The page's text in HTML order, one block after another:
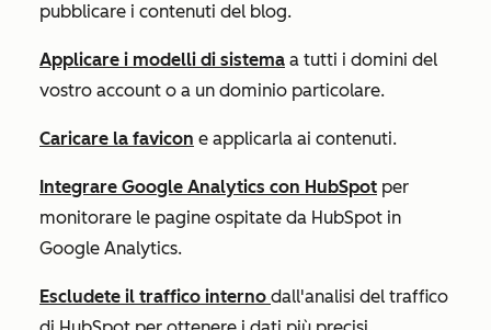
pubblicare i contenuti del blog.
Applicare i modelli di sistema a tutti i domini del
vostro account o a un dominio particolare.
Caricare la favicon e applicarla ai contenuti.
Integrare Google Analytics con HubSpot per
monitorare le pagine ospitate da HubSpot in
Google Analytics.
Escludete il traffico interno dall'analisi del traffico